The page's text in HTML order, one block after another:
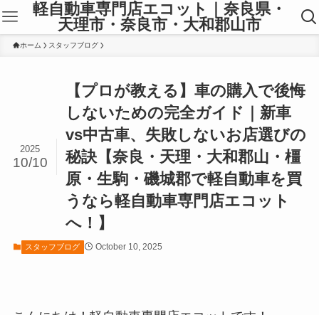
軽自動車専門店エコット｜奈良県・
天理市・奈良市・大和郡山市
ホーム スタッフブログ
【プロが教える】車の購入で後悔
しないための完全ガイド｜新車
vs中古車、失敗しないお店選びの
秘訣【奈良・天理・大和郡山・橿
原・生駒・磯城郡で軽自動車を買
うなら軽自動車専門店エコット
へ！】
2025
10/10
スタッフブログ October 10, 2025